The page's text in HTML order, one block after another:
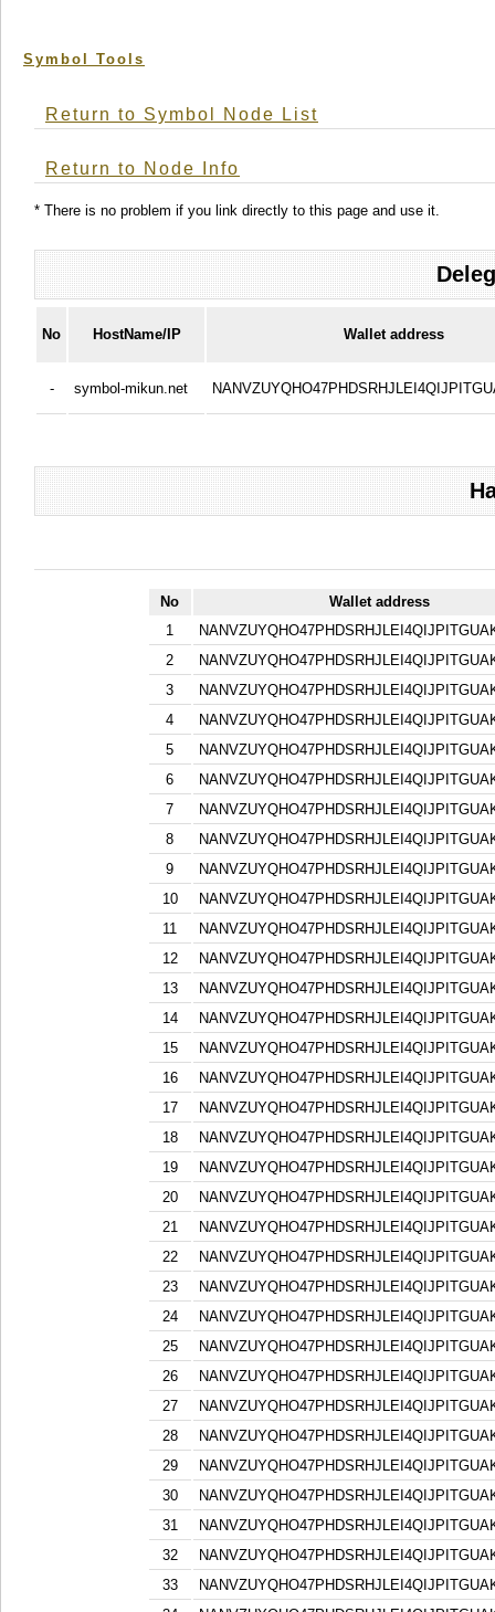
Symbol Tools
Return to Symbol Node List
Return to Node Info
* There is no problem if you link directly to this page and use it.
No HostName/IP Wallet address
- symbol-mikun.net
No
Wallet address
1
2
3
4
5
6
7
8
9
10
11
12
13
14
15
16
17
18
19
20
21
22
23
24
25
26
27
28
29
30
31
32
33